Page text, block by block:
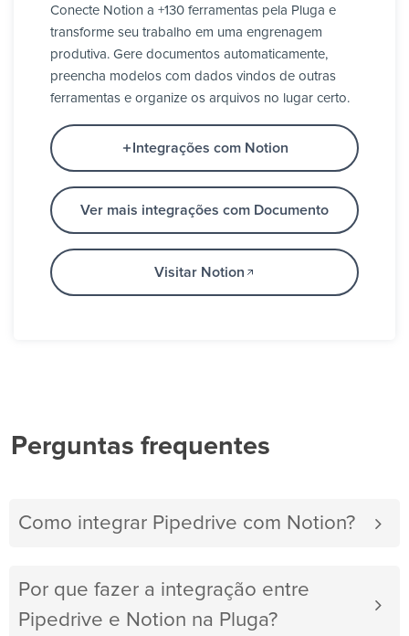
Conecte Notion a +130 ferramentas pela Pluga e
transforme seu trabalho em uma engrenagem
produtiva. Gere documentos automaticamente,
preencha modelos com dados vindos de outras
ferramentas e organize os arquivos no lugar certo.
Integrações com Notion
Ver mais integrações com Documento
Visitar Notion
Perguntas frequentes
Como integrar Pipedrive com Notion?
Por que fazer a integração entre
Pipedrive e Notion na Pluga?